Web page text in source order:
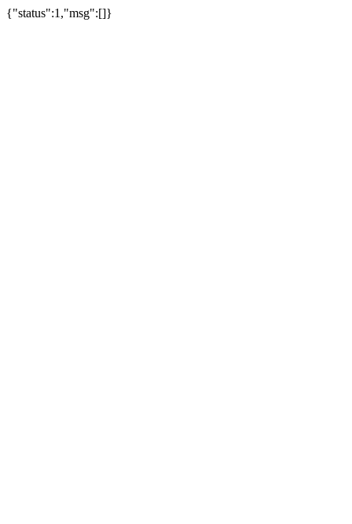
{"status":1,"msg":[]}